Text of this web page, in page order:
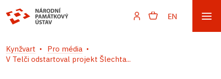
EN
Kynžvart
Pro média
V Telči odstartoval projekt Šlechta...